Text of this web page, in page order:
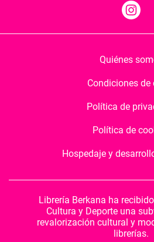
Quiénes
Condiciones de
Política de
Política de
Hospedaje y
Librería Berkana ha
Cultura y Deporte una
revalorización cultural y
librerías.